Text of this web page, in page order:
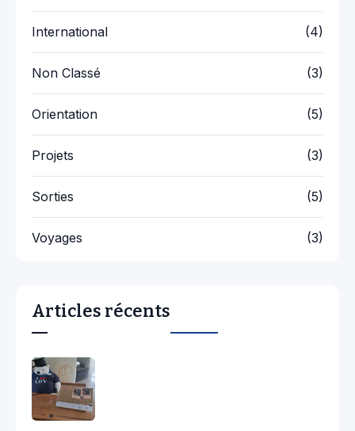
International (4)
Non Classé (3)
Orientation (5)
Projets (3)
Sorties (5)
Voyages (3)
Articles récents